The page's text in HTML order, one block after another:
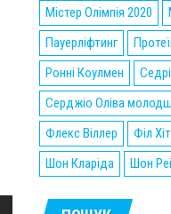
Містер Олімпія 2020
Пауерліфтинг
Ронні Коулмен
Серджіо Оліва
Флекс Віллер
Філ Хіт
Шон Кларіда
Шон